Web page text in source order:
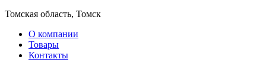
Томская область, Томск
О компании
Товары
Контакты